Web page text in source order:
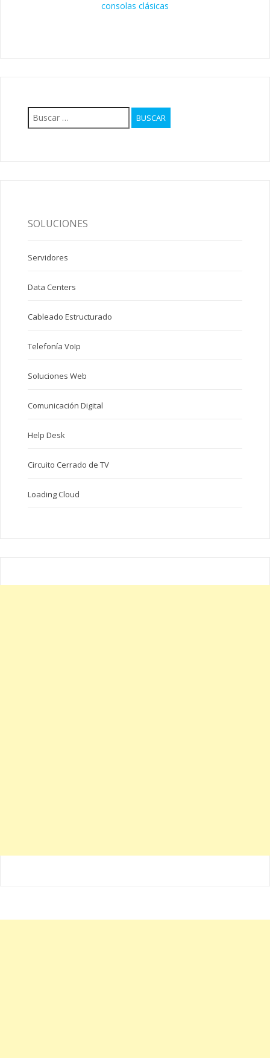
consolas clásicas
Buscar:
SOLUCIONES
Servidores
Data Centers
Cableado Estructurado
Telefonía VoIp
Soluciones Web
Comunicación Digital
Help Desk
Circuito Cerrado de TV
Loading Cloud